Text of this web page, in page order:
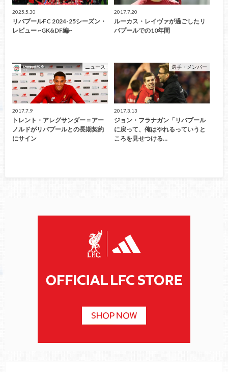
2025.5.30
リバプールFC 2024-25シーズン・
レビュー ~GK&DF編~
2017.7.20
ルーカス・レイヴァが過ごしたリ
バプールでの10年間
ニュース
2017.7.9
トレント・アレグサンダー＝アー
ノルドがリバプールとの長期契約
にサイン
選手・メンバー
2017.3.13
ジョン・フラナガン「リバプール
に戻って、俺はやれるっていうと
ころを見せつける…